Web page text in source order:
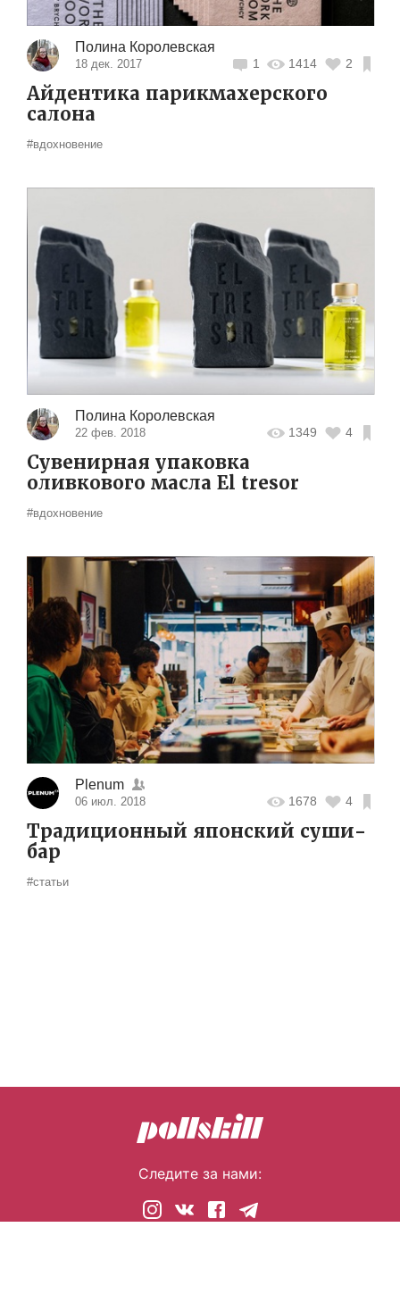
Полина Королевская
18 дек. 2017 1 1414 2
Айдентика парикмахерского
салона
#вдохновение
Полина Королевская
22 фев. 2018 1349 4
Сувенирная упаковка
оливкового масла El tresor
#вдохновение
Plenum
06 июл. 2018 1678 4
Традиционный японский суши-
бар
#статьи
Следите за нами: